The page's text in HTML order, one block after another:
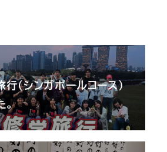
行（シンガポールコース）
。